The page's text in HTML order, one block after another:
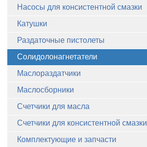
Насосы для консистентной смазки
Катушки
Раздаточные пистолеты
Солидолонагнетатели
Маслораздатчики
Маслосборники
Счетчики для масла
Счетчики для консистентной смазки
Комплектующие и запчасти